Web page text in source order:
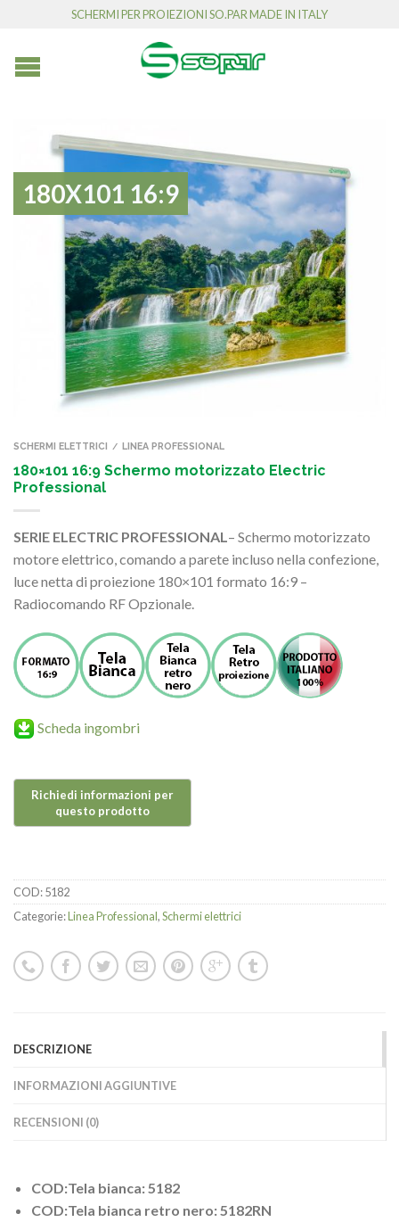
SCHERMI PER PROIEZIONI SO.PAR MADE IN ITALY
180X101 16:9
SCHERMI ELETTRICI / LINEA PROFESSIONAL
180×101 16:9 Schermo motorizzato Electric
Professional
SERIE ELECTRIC PROFESSIONAL– Schermo motorizzato
motore elettrico, comando a parete incluso nella confezione,
luce netta di proiezione 180×101 formato 16:9 –
Radiocomando RF Opzionale.
Scheda ingombri
COD:5182
Categorie:Linea Professional,Schermi elettrici
DESCRIZIONE
INFORMAZIONI AGGIUNTIVE
RECENSIONI (0)
COD:Tela bianca: 5182
COD:Tela bianca retro nero: 5182RN